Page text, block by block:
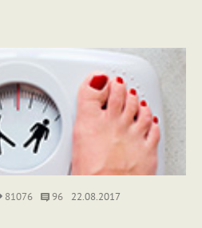
81076 96 22.08.2017